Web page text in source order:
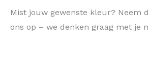
Mist jouw gewenste kleur? Neem
ons op – we denken graag met je